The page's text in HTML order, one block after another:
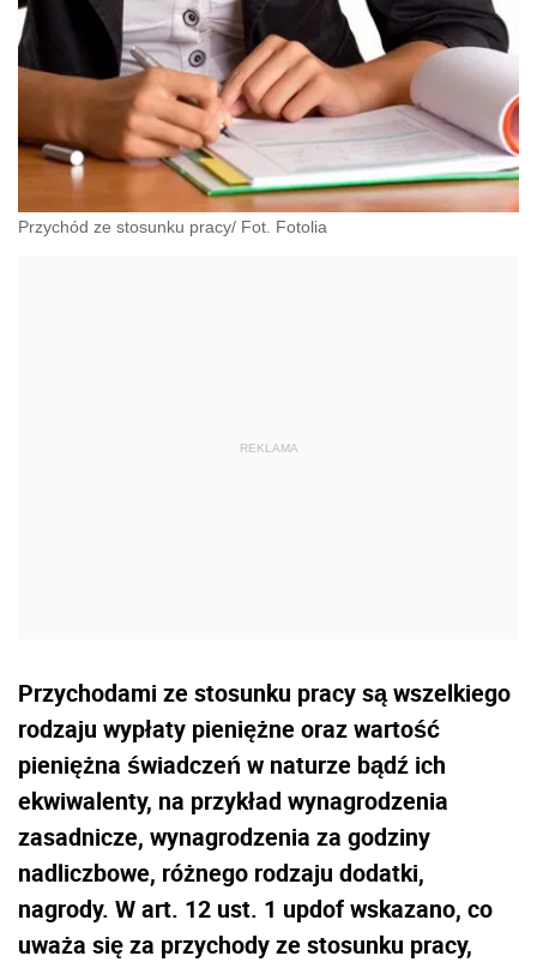
Przychód ze stosunku pracy/ Fot. Fotolia
Przychodami ze stosunku pracy są wszelkiego
rodzaju wypłaty pieniężne oraz wartość
pienięż­na świadczeń w naturze bądź ich
ekwiwalenty, na przykład wynagrodzenia
zasadnicze, wynagrodzenia za godziny
nadliczbo­we, różnego rodzaju dodatki,
nagrody. W art. 12 ust. 1 updof wskazano, co
uważa się za przychody ze stosunku pracy,